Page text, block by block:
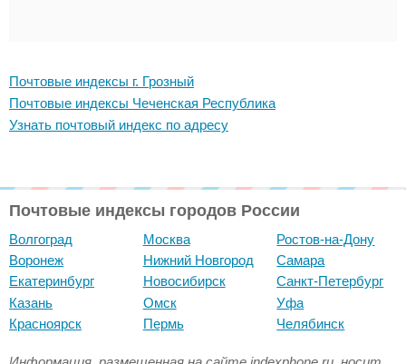
Почтовые индексы г. Грозный
Почтовые индексы Чеченская Республика
Узнать почтовый индекс по адресу
Почтовые индексы городов России
Волгоград
Воронеж
Екатеринбург
Казань
Красноярск
Москва
Нижний Новгород
Новосибирск
Омск
Пермь
Ростов-на-Дону
Самара
Санкт-Петербург
Уфа
Челябинск